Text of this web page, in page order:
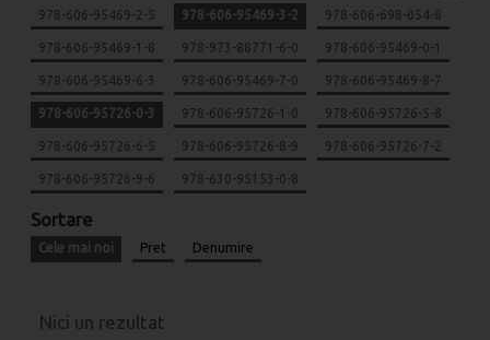
978-606-95469-2-5 978-606-95469-3-2 978-606-698-054-8
978-606-95469-1-8 978-973-88771-6-0 978-606-95469-0-1
978-606-95469-6-3 978-606-95469-7-0 978-606-95469-8-7
978-606-95726-0-3 978-606-95726-1-0 978-606-95726-5-8
978-606-95726-6-5 978-606-95726-8-9 978-606-95726-7-2
978-606-95726-9-6 978-630-95153-0-8
Sortare
Cele mai noi Pret Denumire
Nici un rezultat